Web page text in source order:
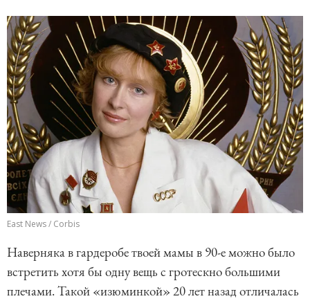
East News / Corbis
Наверняка в гардеробе твоей мамы в 90-е можно было
встретить хотя бы одну вещь с гротескно большими
плечами. Такой «изюминкой» 20 лет назад отличалась